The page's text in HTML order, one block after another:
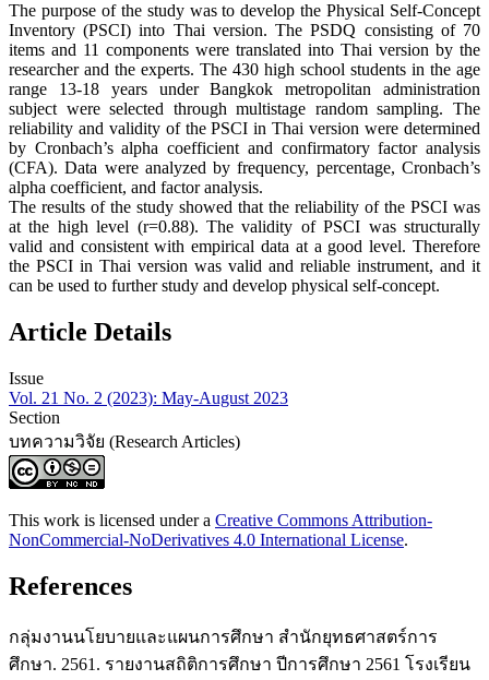
The purpose of the study was to develop the Physical Self-Concept
Inventory (PSCI) into Thai version. The PSDQ consisting of 70
items and 11 components were translated into Thai version by the
researcher and the experts. The 430 high school students in the age
range 13-18 years under Bangkok metropolitan administration
subject were selected through multistage random sampling. The
reliability and validity of the PSCI in Thai version were determined
by Cronbach’s alpha coefficient and confirmatory factor analysis
(CFA). Data were analyzed by frequency, percentage, Cronbach’s
alpha coefficient, and factor analysis.
The results of the study showed that the reliability of the PSCI was
at the high level (r=0.88). The validity of PSCI was structurally
valid and consistent with empirical data at a good level. Therefore
the PSCI in Thai version was valid and reliable instrument, and it
can be used to further study and develop physical self-concept.
Article Details
Issue
Vol. 21 No. 2 (2023): May-August 2023
Section
บทความวิจัย (Research Articles)
This work is licensed under a Creative Commons Attribution-
NonCommercial-NoDerivatives 4.0 International License.
References
กลุ่มงานนโยบายและแผนการศึกษา สำนักยุทธศาสตร์การ
ศึกษา. 2561. รายงานสถิติการศึกษา ปีการศึกษา 2561 โรงเรียน